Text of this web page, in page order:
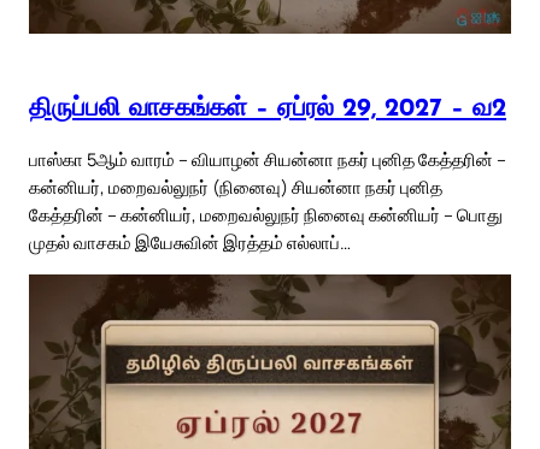
திருப்பலி வாசகங்கள் – ஏப்ரல் 29, 2027 – வ2
பாஸ்கா 5ஆம் வாரம் – வியாழன் சியன்னா நகர் புனித கேத்தரின் –
கன்னியர், மறைவல்லுநர் (நினைவு) சியன்னா நகர் புனித
கேத்தரின் – கன்னியர், மறைவல்லுநர் நினைவு கன்னியர் – பொது
முதல் வாசகம் இயேசுவின் இரத்தம் எல்லாப்…